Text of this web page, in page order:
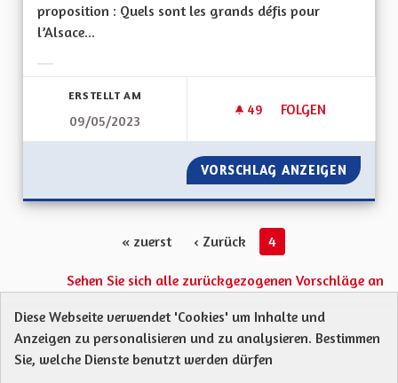
proposition : Quels sont les grands défis pour
l’Alsace...
ERSTELLT AM
09/05/2023
49 49 FOLLOWER
FOLGEN
VOIR GRAND ! DE
VORSCHLAG ANZEIGEN VOIR
« zuerst ‹ Zurück 4
Sehen Sie sich alle zurückgezogenen Vorschläge an
Protection des Données
Charte de contribution
Mentions légales
Was sind Gremien?
Diese Webseite verwendet 'Cookies' um Inhalte und
Anzeigen zu personalisieren und zu analysieren. Bestimmen
Sie, welche Dienste benutzt werden dürfen